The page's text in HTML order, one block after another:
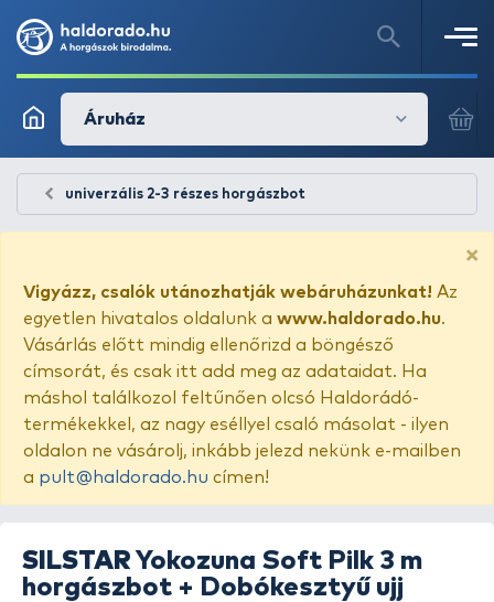
Áruház
univerzális 2-3 részes horgászbot
×
Vigyázz, csalók utánozhatják webáruházunkat! Az
egyetlen hivatalos oldalunk a www.haldorado.hu.
Vásárlás előtt mindig ellenőrizd a böngésző
címsorát, és csak itt add meg az adataidat. Ha
máshol találkozol feltűnően olcsó Haldorádó-
termékekkel, az nagy eséllyel csaló másolat - ilyen
oldalon ne vásárolj, inkább jelezd nekünk e-mailben
a pult@haldorado.hu címen!
SILSTAR Yokozuna Soft Pilk 3 m
horgászbot + Dobókesztyű ujj